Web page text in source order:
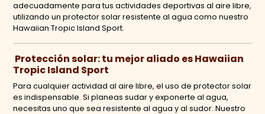
adecuadamente para tus actividades deportivas al aire libre,
utilizando un protector solar resistente al agua como nuestro
Hawaiian Tropic Island Sport.
Protección solar: tu mejor aliado es Hawaiian
Tropic Island Sport
Para cualquier actividad al aire libre, el uso de protector solar
es indispensable. Si planeas sudar y exponerte al agua,
necesitas uno que sea resistente al agua y al sudor. Nuestro